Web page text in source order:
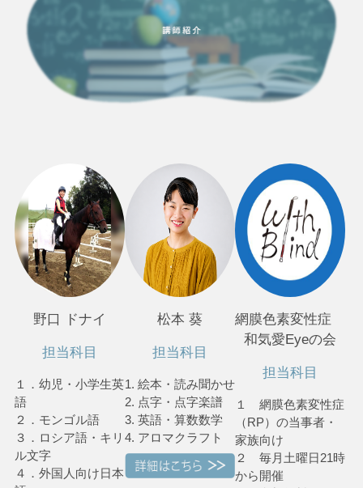
野口 ドナイ
担当科目
１．幼児・小学生英
語
２．モンゴル語
３．ロシア語・キリ
ル文字
４．外国人向け日本
松本 葵
担当科目
1. 絵本・読み聞かせ
2. 点字・点字楽譜
3. 英語・算数数学
4. アロマクラフト
網膜色素変性症
和気愛Eyeの会
担当科目
１ 網膜色素変性症
（RP）の当事者・
家族向け
２ 毎月土曜日21時
から開催